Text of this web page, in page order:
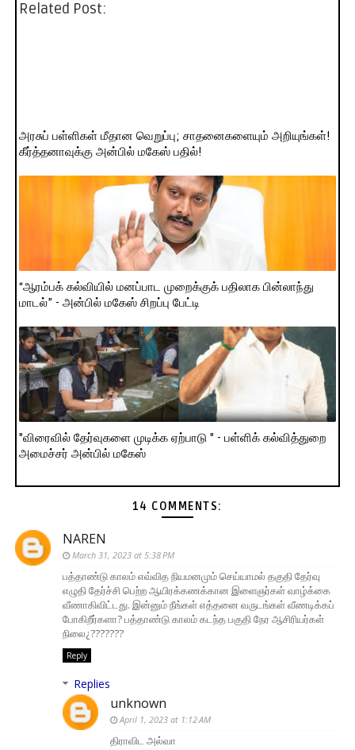
Related Post:
அரசுப் பள்ளிகள் மீதான வெறுப்பு; சாதனைகளையும் அறியுங்கள்!
கீர்த்தனாவுக்கு அன்பில் மகேஸ் பதில்!
“ஆரம்பக் கல்வியில் மனப்பாட முறைக்குக் பதிலாக பின்லாந்து
மாடல்” - அன்பில் மகேஸ் சிறப்பு பேட்டி
"விரைவில் தேர்வுகளை முடிக்க ஏற்பாடு " - பள்ளிக் கல்வித்துறை
அமைச்சர் அன்பில் மகேஸ்
14 COMMENTS:
NAREN
March 31, 2023 at 5:38 PM
பத்தாண்டு காலம் எவ்வித நியமனமும் செய்யாமல் தகுதி தேர்வு
எழுதி தேர்ச்சி பெற்ற ஆயிரக்கணக்கான இளைஞர்கள் வாழ்க்கை
வீணாகிவிட்டது. இன்னும் நீங்கள் எத்தனை வருடங்கள் வீணடிக்கப்
போகிறீர்களா? பத்தாண்டு காலம் கடந்த பகுதி நேர ஆசிரியர்கள்
நிலை¿???????
Reply
Replies
unknown
April 1, 2023 at 1:12 AM
திராவிட அல்வா